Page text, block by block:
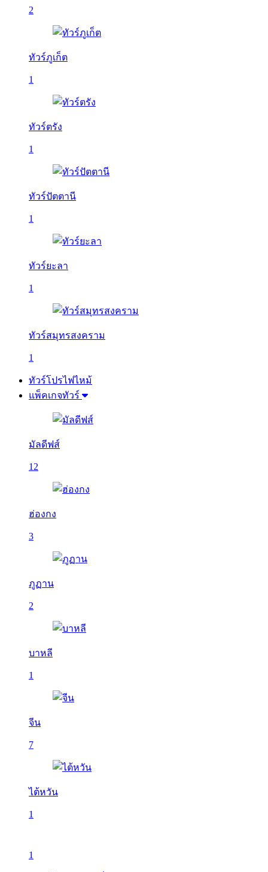
2
ทัวร์ภูเก็ต
1
ทัวร์ตรัง
1
ทัวร์ปัตตานี
1
ทัวร์ยะลา
1
ทัวร์สมุทรสงคราม
1
ทัวร์โปรไฟไหม้
แพ็คเกจทัวร์
มัลดีฟส์
12
ฮ่องกง
3
ภูฏาน
2
บาหลี
1
จีน
7
ไต้หวัน
1
1